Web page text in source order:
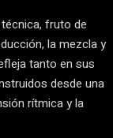
fruto de
la mezcla y
tanto en sus
desde una
rítmica y la